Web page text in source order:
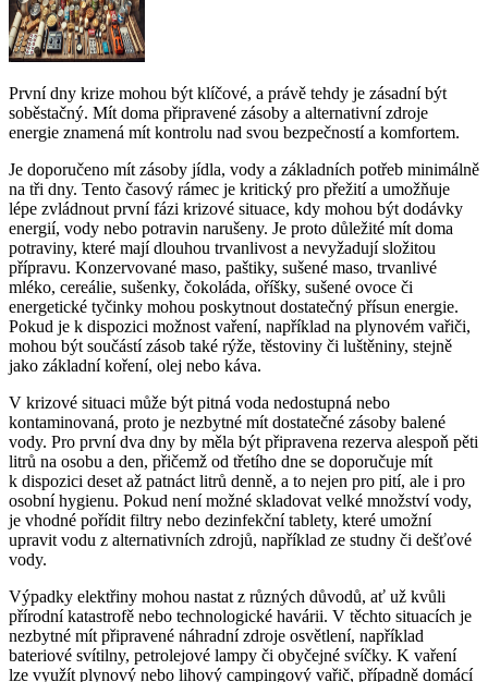
První dny krize mohou být klíčové, a právě tehdy je zásadní být
soběstačný. Mít doma připravené zásoby a alternativní zdroje
energie znamená mít kontrolu nad svou bezpečností a komfortem.
Je doporučeno mít zásoby jídla, vody a základních potřeb minimálně
na tři dny. Tento časový rámec je kritický pro přežití a umožňuje
lépe zvládnout první fázi krizové situace, kdy mohou být dodávky
energií, vody nebo potravin narušeny. Je proto důležité mít doma
potraviny, které mají dlouhou trvanlivost a nevyžadují složitou
přípravu. Konzervované maso, paštiky, sušené maso, trvanlivé
mléko, cereálie, sušenky, čokoláda, oříšky, sušené ovoce či
energetické tyčinky mohou poskytnout dostatečný přísun energie.
Pokud je k dispozici možnost vaření, například na plynovém vařiči,
mohou být součástí zásob také rýže, těstoviny či luštěniny, stejně
jako základní koření, olej nebo káva.
V krizové situaci může být pitná voda nedostupná nebo
kontaminovaná, proto je nezbytné mít dostatečné zásoby balené
vody. Pro první dva dny by měla být připravena rezerva alespoň pěti
litrů na osobu a den, přičemž od třetího dne se doporučuje mít
k dispozici deset až patnáct litrů denně, a to nejen pro pití, ale i pro
osobní hygienu. Pokud není možné skladovat velké množství vody,
je vhodné pořídit filtry nebo dezinfekční tablety, které umožní
upravit vodu z alternativních zdrojů, například ze studny či dešťové
vody.
Výpadky elektřiny mohou nastat z různých důvodů, ať už kvůli
přírodní katastrofě nebo technologické havárii. V těchto situacích je
nezbytné mít připravené náhradní zdroje osvětlení, například
bateriové svítilny, petrolejové lampy či obyčejné svíčky. K vaření
lze využít plynový nebo lihový campingový vařič, případně domácí